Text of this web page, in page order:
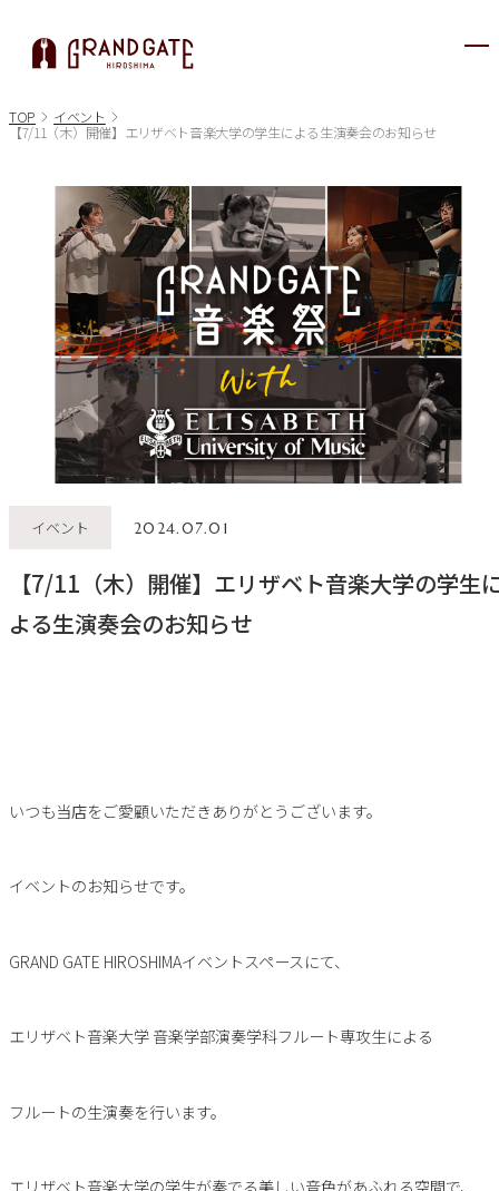
TOP
イベント
【7/11（木）開催】エリザベト音楽大学の学生による生演奏会のお知らせ
イベント 2024.07.01
【7/11（木）開催】エリザベト音楽大学の学生
よる生演奏会のお知らせ
いつも当店をご愛顧いただきありがとうございます。
イベントのお知らせです。
GRAND GATE HIROSHIMAイベントスペースにて、
エリザベト音楽大学 音楽学部演奏学科フルート専攻生による
フルートの生演奏を行います。
エリザベト音楽大学の学生が奏でる美しい音色があふれる空間で、